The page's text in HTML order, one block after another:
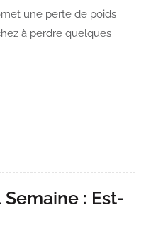
une perte de poids
à perdre quelques
: Est-